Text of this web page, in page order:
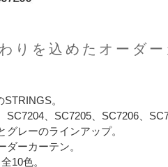
りを込めたオーダー
。
、SC7205、SC7206、
レーのラインアップ。
ダーカーテン。
10色。